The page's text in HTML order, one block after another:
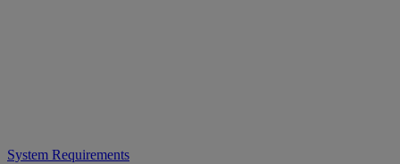
System Requirements